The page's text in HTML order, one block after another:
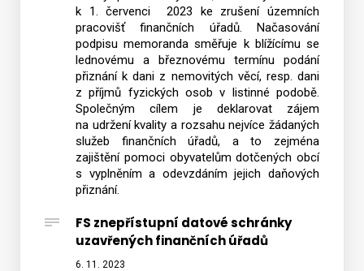
k 1. červenci 2023 ke zrušení územních
pracovišť finančních úřadů. Načasování
podpisu memoranda směřuje k blížícímu se
lednovému a březnovému termínu podání
přiznání k dani z nemovitých věcí, resp. dani
z příjmů fyzických osob v listinné podobě.
Společným cílem je deklarovat zájem
na udržení kvality a rozsahu nejvíce žádaných
služeb finančních úřadů, a to zejména
zajištění pomoci obyvatelům dotčených obcí
s vyplněním a odevzdáním jejich daňových
přiznání.
FS znepřístupní datové schránky
uzavřených finančních úřadů
6. 11. 2023